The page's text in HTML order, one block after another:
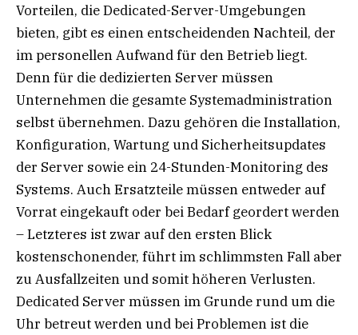
Vorteilen, die Dedicated-Server-Umgebungen
bieten, gibt es einen entscheidenden Nachteil, der
im personellen Aufwand für den Betrieb liegt.
Denn für die dedizierten Server müssen
Unternehmen die gesamte Systemadministration
selbst übernehmen. Dazu gehören die Installation,
Konfiguration, Wartung und Sicherheitsupdates
der Server sowie ein 24-Stunden-Monitoring des
Systems. Auch Ersatzteile müssen entweder auf
Vorrat eingekauft oder bei Bedarf geordert werden
– Letzteres ist zwar auf den ersten Blick
kostenschonender, führt im schlimmsten Fall aber
zu Ausfallzeiten und somit höheren Verlusten.
Dedicated Server müssen im Grunde rund um die
Uhr betreut werden und bei Problemen ist die